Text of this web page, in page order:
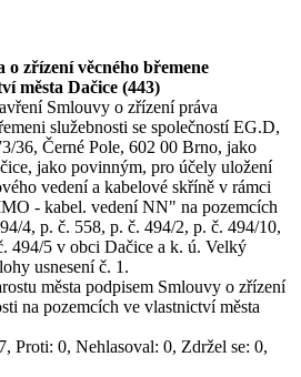
o zřízení věcného břemene
města Dačice (443)
Smlouvy o zřízení práva
služebnosti se společností EG.D,
36, Černé Pole, 602 00 Brno, jako
jako povinným, pro účely uložení
vedení a kabelové skříně v rámci
- kabel. vedení NN" na pozemcích
4, p. č. 558, p. č. 494/2, p. č. 494/10,
494/5 v obci Dačice a k. ú. Velký
usnesení č. 1.
města podpisem Smlouvy o zřízení
na pozemcích ve vlastnictví města
Proti: 0, Nehlasoval: 0, Zdržel se: 0,